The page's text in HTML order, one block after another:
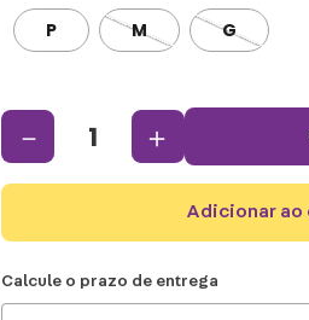
P M G
＋
－
adicionar